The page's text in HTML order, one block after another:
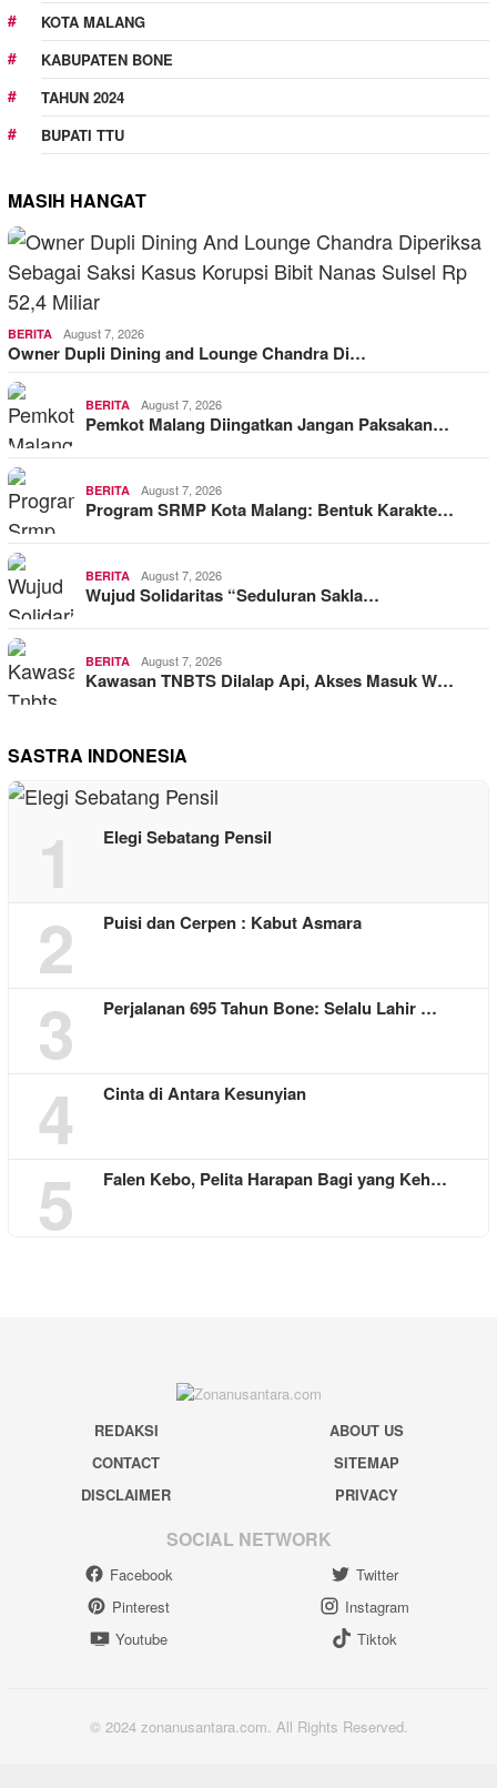
KOTA MALANG
KABUPATEN BONE
TAHUN 2024
BUPATI TTU
MASIH HANGAT
BERITA August 7, 2026
Owner Dupli Dining and Lounge Chandra Di…
BERITA August 7, 2026
Pemkot Malang Diingatkan Jangan Paksakan…
BERITA August 7, 2026
Program SRMP Kota Malang: Bentuk Karakte…
BERITA August 7, 2026
Wujud Solidaritas “Seduluran Sakla…
BERITA August 7, 2026
Kawasan TNBTS Dilalap Api, Akses Masuk W…
SASTRA INDONESIA
1 Elegi Sebatang Pensil
2 Puisi dan Cerpen : Kabut Asmara
3 Perjalanan 695 Tahun Bone: Selalu Lahir …
4 Cinta di Antara Kesunyian
5 Falen Kebo, Pelita Harapan Bagi yang Keh…
REDAKSI
ABOUT US
CONTACT
SITEMAP
DISCLAIMER
PRIVACY
SOCIAL NETWORK
Facebook
Twitter
Pinterest
Instagram
Youtube
Tiktok
© 2024 zonanusantara.com. All Rights Reserved.